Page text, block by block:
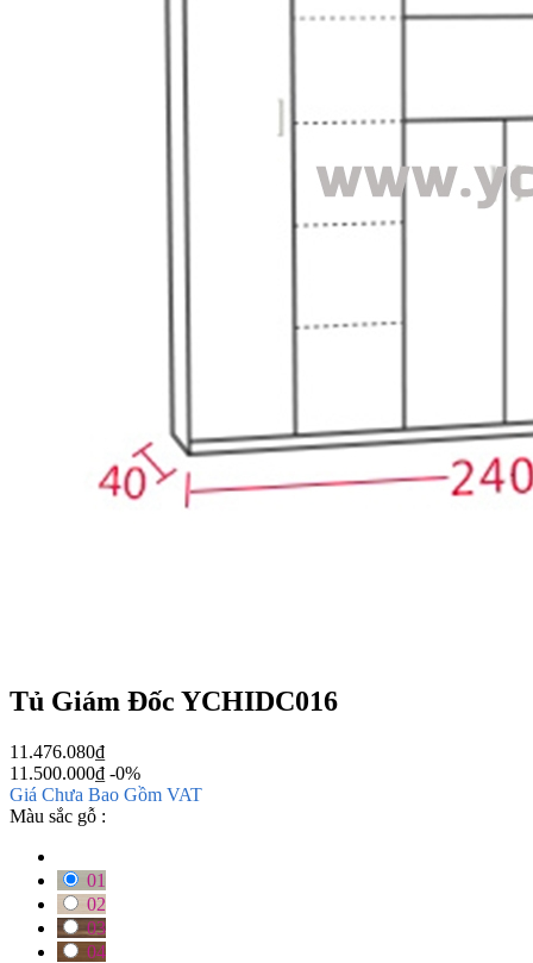
Tủ Giám Đốc YCHIDC016
11.476.080₫
11.500.000₫ -0%
Giá Chưa Bao Gồm VAT
Màu sắc gỗ :
01
02
03
04